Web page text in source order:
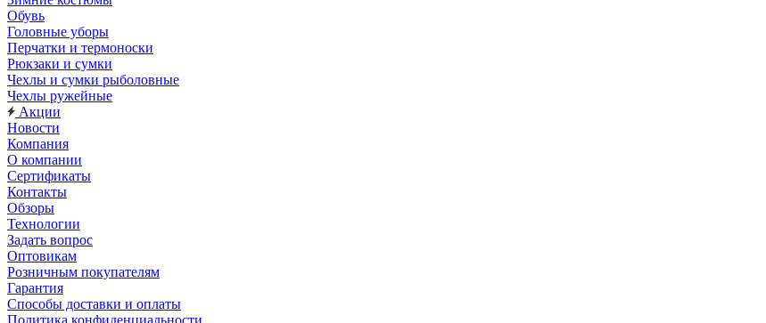
Обувь
Головные уборы
Перчатки и термоноски
Рюкзаки и сумки
Чехлы и сумки рыболовные
Чехлы ружейные
Акции
Новости
Компания
О компании
Сертификаты
Контакты
Обзоры
Технологии
Задать вопрос
Оптовикам
Розничным покупателям
Гарантия
Способы доставки и оплаты
Политика конфиденциальности